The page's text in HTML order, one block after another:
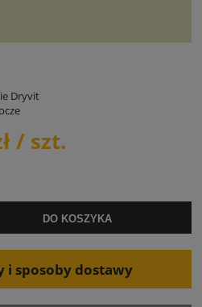
Dryvit
/ szt.
DO KOSZYKA
i sposoby dostawy